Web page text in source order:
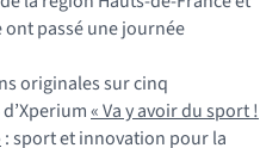
ont passé une journée
originales sur cinq
« Va y avoir du sport !
(nouvelle fenêtre)
: sport et innovation pour la